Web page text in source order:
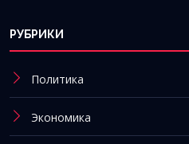
РУБРИКИ
Политика
Экономика